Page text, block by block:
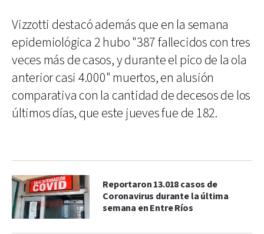
Vizzotti destacó además que en la semana
epidemiológica 2 hubo "387 fallecidos con tres
veces más de casos, y durante el pico de la ola
anterior casi 4.000" muertos, en alusión
comparativa con la cantidad de decesos de los
últimos días, que este jueves fue de 182.
Reportaron 13.018 casos de
Coronavirus durante la última
semana en Entre Ríos